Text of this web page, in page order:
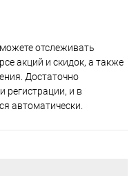
отслеживать
акций и скидок, а также
Достаточно
регистрации, и в
автоматически.